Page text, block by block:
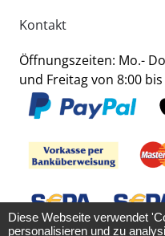
Kontakt
Öffnungszeiten: Mo.-
und Freitag von 8:00
Diese Webseite verwendet
personalisieren und zu